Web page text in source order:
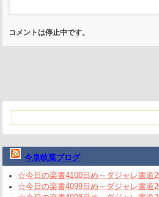
コメントは停止中です。
今泉岐葉ブログ
☆今日の楽書4100日め～ダジャレ書道
☆今日の楽書4099日め～ダジャレ書道